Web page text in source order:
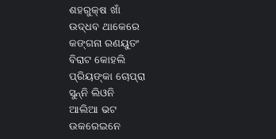
ଶହରୁକ୍ଷ ଖାଁ
ଉଦ୍ଧବ ଥାକେରେ
କଙ୍ଗନା ରଣୟୁତଂ
ବିରାଟ କୋହଲି
ପ୍ରିୟଙ୍କା ଚୋପ୍ରା
ସୁନ୍ନି ଲିଓନି
ଆଲିଆ ଭଟ
ଉକରେଇନେ